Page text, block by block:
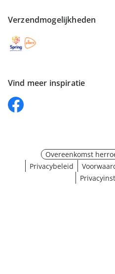
Verzendmogelijkheden
Vind meer inspiratie
Overeenkomst
Privacybeleid